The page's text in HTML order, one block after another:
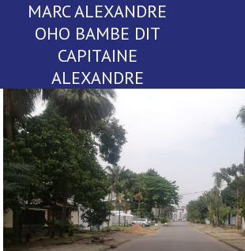
MARC ALEXANDRE
OHO BAMBE DIT
CAPITAINE
ALEXANDRE